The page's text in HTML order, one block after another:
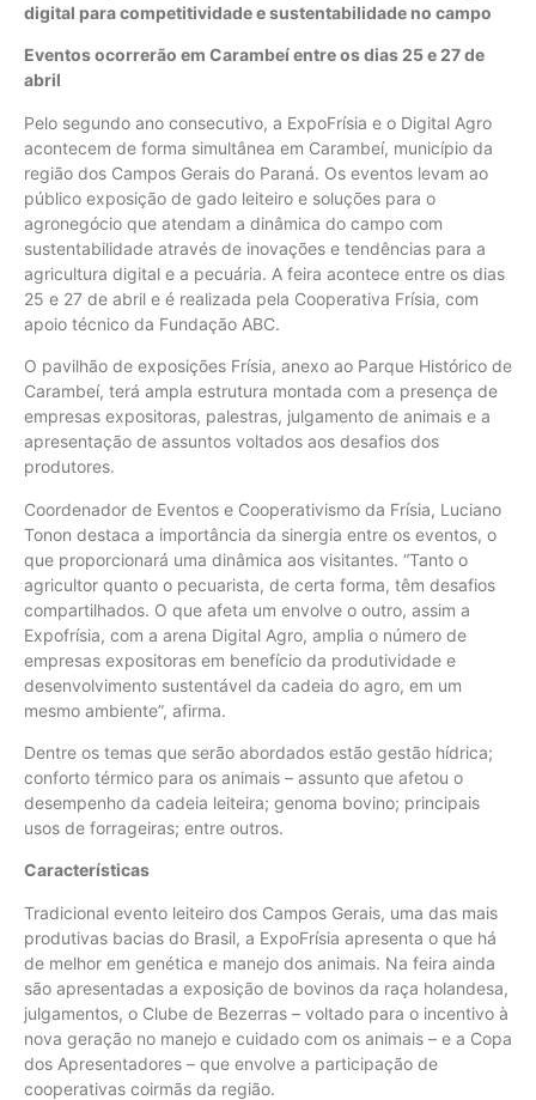
digital para competitividade e sustentabilidade no campo
Eventos ocorrerão em Carambeí entre os dias 25 e 27 de
abril
Pelo segundo ano consecutivo, a ExpoFrísia e o Digital Agro
acontecem de forma simultânea em Carambeí, município da
região dos Campos Gerais do Paraná. Os eventos levam ao
público exposição de gado leiteiro e soluções para o
agronegócio que atendam a dinâmica do campo com
sustentabilidade através de inovações e tendências para a
agricultura digital e a pecuária. A feira acontece entre os dias
25 e 27 de abril e é realizada pela Cooperativa Frísia, com
apoio técnico da Fundação ABC.
O pavilhão de exposições Frísia, anexo ao Parque Histórico de
Carambeí, terá ampla estrutura montada com a presença de
empresas expositoras, palestras, julgamento de animais e a
apresentação de assuntos voltados aos desafios dos
produtores.
Coordenador de Eventos e Cooperativismo da Frísia, Luciano
Tonon destaca a importância da sinergia entre os eventos, o
que proporcionará uma dinâmica aos visitantes. “Tanto o
agricultor quanto o pecuarista, de certa forma, têm desafios
compartilhados. O que afeta um envolve o outro, assim a
Expofrísia, com a arena Digital Agro, amplia o número de
empresas expositoras em benefício da produtividade e
desenvolvimento sustentável da cadeia do agro, em um
mesmo ambiente”, afirma.
Dentre os temas que serão abordados estão gestão hídrica;
conforto térmico para os animais – assunto que afetou o
desempenho da cadeia leiteira; genoma bovino; principais
usos de forrageiras; entre outros.
Características
Tradicional evento leiteiro dos Campos Gerais, uma das mais
produtivas bacias do Brasil, a ExpoFrísia apresenta o que há
de melhor em genética e manejo dos animais. Na feira ainda
são apresentadas a exposição de bovinos da raça holandesa,
julgamentos, o Clube de Bezerras – voltado para o incentivo à
nova geração no manejo e cuidado com os animais – e a Copa
dos Apresentadores – que envolve a participação de
cooperativas coirmãs da região.